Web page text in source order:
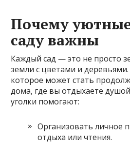
Почему
саду важны
Каждый сад — это не просто
земли с цветами и
которое может стать
дома, где вы отдыхаете
уголки помогают:
Организовать личное
отдыха или чтения.